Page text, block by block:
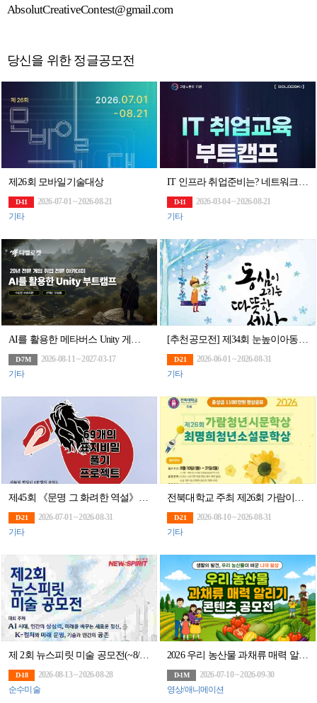
AbsolutCreativeContest@gmail.com
당신을 위한 정글공모전
제26회 모바일기술대상
D-11
2026-07-01 ~ 2026-08-21
기타
IT 인프라 취업준비는? 네트워크부터 클라우드까지 엔지니어 취업 교육으로 끝내자
D-11
2026-03-04 ~ 2026-08-21
기타
AI를 활용한 메타버스 Unity 게임 부트캠프
D-7M
2026-08-11 ~ 2027-03-17
기타
[추천공모전] 제34회 눈높이아동문학대전(~8/31)
D-21
2026-06-01 ~ 2026-08-31
기타
D-21
2026-07-01 ~ 2026-08-31
기타
D-21
2026-08-10 ~ 2026-08-31
기타
제 2회 뉴스피릿 미술 공모전(~8/28)
D-18
2026-08-13 ~ 2026-08-28
순수미술
2026 우리 농산물 과채류 매력 알리기 콘텐츠 공모전
D-1M
2026-07-10 ~ 2026-09-30
영상/애니메이션